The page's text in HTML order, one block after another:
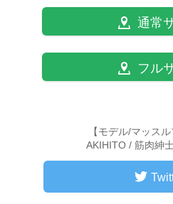
通常
フル
【モデル/マッスル
AKIHITO / 筋肉紳